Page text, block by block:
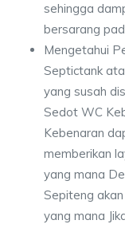
sehingga
bersarang
Mengetahui
Septictank
yang susah
Sedot WC
Kebenaran
memberikan
yang mana
Sepiteng
yang mana